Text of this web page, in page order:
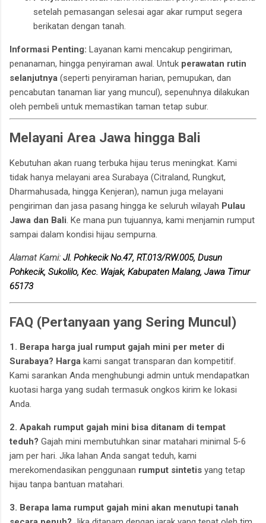
setelah pemasangan selesai agar akar rumput segera
berikatan dengan tanah.
Informasi Penting: Layanan kami mencakup pengiriman,
penanaman, hingga penyiraman awal. Untuk perawatan rutin
selanjutnya (seperti penyiraman harian, pemupukan, dan
pencabutan tanaman liar yang muncul), sepenuhnya dilakukan
oleh pembeli untuk memastikan taman tetap subur.
Melayani Area Jawa hingga Bali
Kebutuhan akan ruang terbuka hijau terus meningkat. Kami
tidak hanya melayani area Surabaya (Citraland, Rungkut,
Dharmahusada, hingga Kenjeran), namun juga melayani
pengiriman dan jasa pasang hingga ke seluruh wilayah Pulau
Jawa dan Bali. Ke mana pun tujuannya, kami menjamin rumput
sampai dalam kondisi hijau sempurna.
Alamat Kami: Jl. Pohkecik No.47, RT.013/RW.005, Dusun
Pohkecik, Sukolilo, Kec. Wajak, Kabupaten Malang, Jawa Timur
65173
FAQ (Pertanyaan yang Sering Muncul)
1. Berapa harga jual rumput gajah mini per meter di
Surabaya? Harga kami sangat transparan dan kompetitif.
Kami sarankan Anda menghubungi admin untuk mendapatkan
kuotasi harga yang sudah termasuk ongkos kirim ke lokasi
Anda.
2. Apakah rumput gajah mini bisa ditanam di tempat
teduh? Gajah mini membutuhkan sinar matahari minimal 5-6
jam per hari. Jika lahan Anda sangat teduh, kami
merekomendasikan penggunaan rumput sintetis yang tetap
hijau tanpa bantuan matahari.
3. Berapa lama rumput gajah mini akan menutupi tanah